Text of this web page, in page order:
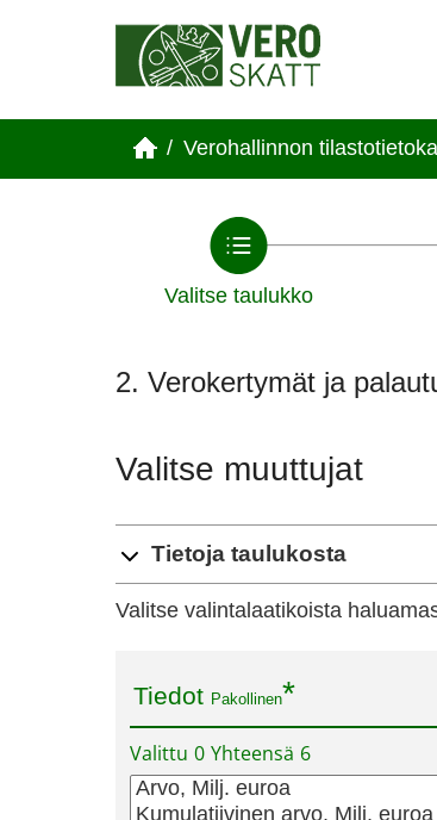
/ Verohallinnon
Valitse taulukko
2. Verokertymät ja
Valitse muuttujat
Tietoja taulukosta
Valitse valintalaatikoista
Tiedot Pakollinen
Valittu 0 Yhteensä 6